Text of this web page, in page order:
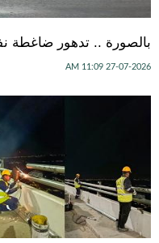
بالصورة .. تدهور ضاغطة
27-07-2026 11:09 AM